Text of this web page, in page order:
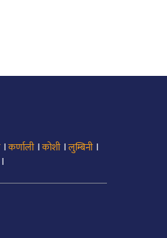
।कर्णाली।कोशी।लुम्बिनी।
।